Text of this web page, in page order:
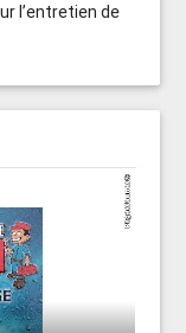
l’entretien de